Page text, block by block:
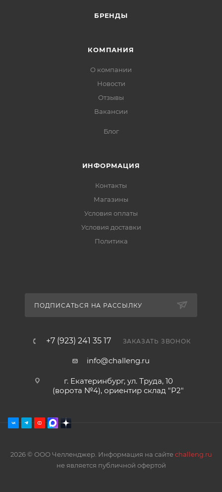
БРЕНДЫ
КОМПАНИЯ
О компании
Новости
Отзывы
Вакансии
Блог
ИНФОРМАЦИЯ
Контакты
Магазины
Условия оплаты
Условия доставки
Политика
ПОДПИСАТЬСЯ НА РАССЫЛКУ
+7 (923) 241 35 17 ЗАКАЗАТЬ ЗВОНОК
info@challeng.ru
г. Екатеринбург, ул. Труда, 10
(ворота №4), ориентир склад "Р2"
2026 © ООО Челленджер. Информация на сайтеchalleng.ru
не является публичной офертой